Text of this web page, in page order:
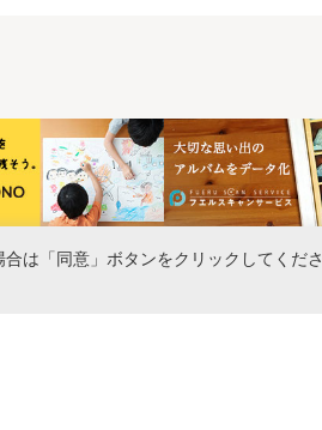
は「同意」ボタンをクリックしてくださ